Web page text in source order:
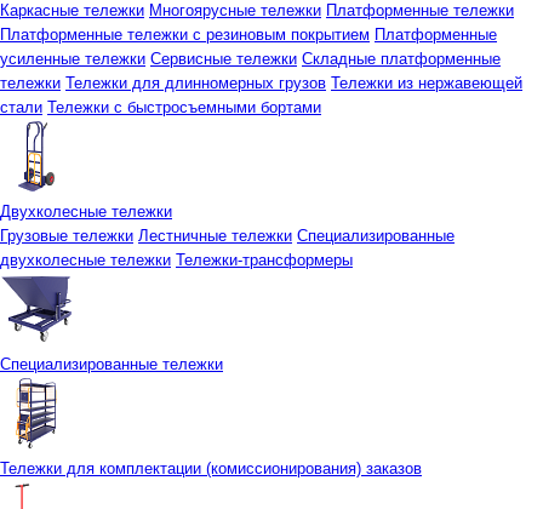
Каркасные тележки Многоярусные тележки Платформенные тележки
Платформенные тележки с резиновым покрытием Платформенные
усиленные тележки Сервисные тележки Складные платформенные
тележки Тележки для длинномерных грузов Тележки из нержавеющей
стали Тележки с быстросъемными бортами
Двухколесные тележки
Грузовые тележки Лестничные тележки Специализированные
двухколесные тележки Тележки-трансформеры
Специализированные тележки
Тележки для комплектации (комиссионирования) заказов